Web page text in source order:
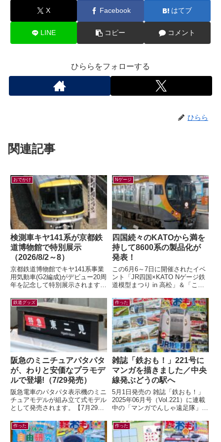
X Facebook はてブ
LINE コピー コメント
ひららをフォローする
ひらら
関連記事
おでかけ
検測車キヤ141系が京都鉄
道博物館で特別展示
（2026/8/2～8）
京都鉄道博物館でキヤ141系事業
用気動車(G2編成)がデビュー20周
年を記念して特別展示されます。
チケット販売リンク公開！！
（京...
Nゲージ
四国続々のKATOから満を
持して8600系の製品化が
発表！
この6月6～7日に開催されたイベ
ント「JR四国×KATO Nゲージ鉄
道模型まつり in 高松」＆「こと
模型メーカー各社から四国の...
鉄道グッズ
阪急のミニチュアパタパタ
が、わりと安価なプラモデ
ルで登場!（7/29発売）
阪急電車のパタパタ表示機のミニ
チュアモデルが組み立て式モデル
として発売されます。【7月29日
タパタ表示機が新登場！（HAN...
作った
雑誌「鉄おも！」221号に
マンガを描きました／中央
線発ぶどうの駅へ
5月1日発売の 雑誌「鉄おも！」
2025年06月号（Vol.221）に連載
中の「マンガでんしゃ遠足隊」最
線発！まいごの快速とぶどう...
作った 作った